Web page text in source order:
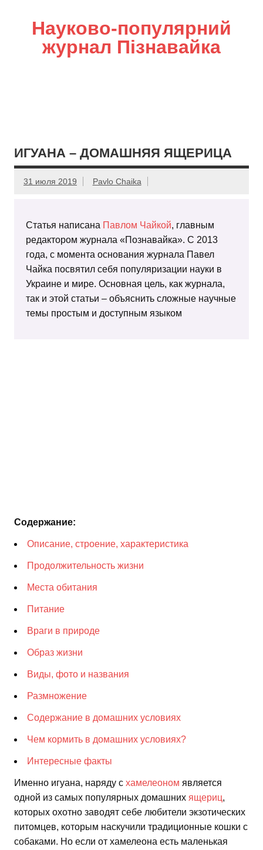
Науково-популярний
журнал Пізнавайка
ИГУАНА – ДОМАШНЯЯ ЯЩЕРИЦА
31 июля 2019 Pavlo Chaika
Статья написана Павлом Чайкой, главным
редактором журнала «Познавайка». С 2013
года, с момента основания журнала Павел
Чайка посвятил себя популяризации науки в
Украине и мире. Основная цель, как журнала,
так и этой статьи – объяснить сложные научные
темы простым и доступным языком
Содержание:
Описание, строение, характеристика
Продолжительность жизни
Места обитания
Питание
Враги в природе
Образ жизни
Виды, фото и названия
Размножение
Содержание в домашних условиях
Чем кормить в домашних условиях?
Интересные факты
Именно игуана, наряду с хамелеоном является
одной из самых популярных домашних ящериц,
которых охотно заводят себе любители экзотических
питомцев, которым наскучили традиционные кошки с
собаками. Но если от хамелеона есть маленькая